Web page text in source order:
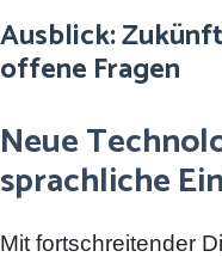
Ausblick:
offene Fragen
Neue
sprachliche
Mit fortschreitender